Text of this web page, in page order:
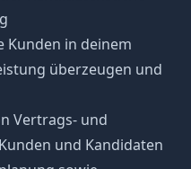
Kunden in deinem
überzeugen und
Vertrags- und
und Kandidaten